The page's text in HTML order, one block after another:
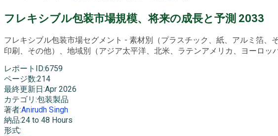
フレキシブル包装市場規模、将来の成長と予測 2033
フレキシブル包装市場セグメント - 素材別（プラスチック、紙、アルミ箔
印刷、その他）、地域別（アジア太平洋、北米、ラテンアメリカ、ヨーロ
レポートID:6759
ページ数:214
最終更新日 :Apr 2026
カテゴリ :包装製品
著者:Anirudh Singh
納品:24 to 48 Hours
形式: